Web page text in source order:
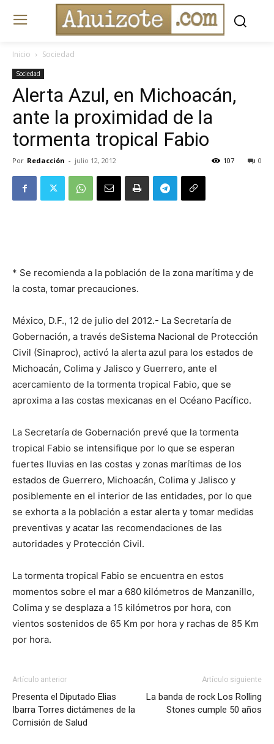
Inicio Sociedad
Sociedad
Alerta Azul, en Michoacán,
ante la proximidad de la
tormenta tropical Fabio
Por Redacción - julio 12, 2012 0
107
* Se recomienda a la población de la zona marítima y de
la costa, tomar precauciones.
México, D.F., 12 de julio del 2012.- La Secretaría de
Gobernación, a través deSistema Nacional de Protección
Civil (Sinaproc), activó la alerta azul para los estados de
Michoacán, Colima y Jalisco y Guerrero, ante el
acercamiento de la tormenta tropical Fabio, que se
aproxima a las costas mexicanas en el Océano Pacífico.
La Secretaría de Gobernación prevé que la tormenta
tropical Fabio se intensifique por lo que se esperan
fuertes lluvias en las costas y zonas marítimas de los
estados de Guerrero, Michoacán, Colima y Jalisco y
posiblemente en el interior de las entidades, por lo que
se exhorta a la población a estar alerta y tomar medidas
preventivas y acatar las recomendaciones de las
autoridades y Protección Civil.
La tormenta tropical Fabio se encuentra en estos
momentos sobre el mar a 680 kilómetros de Manzanillo,
Colima y se desplaza a 15 kilómetros por hora, con
vientos sostenidos de 65 Km por hora y rachas de 85 Km
por hora.
Artículo anterior
Presenta el Diputado Elias
Ibarra Torres dictámenes de la
Comisión de Salud
Artículo siguiente
La banda de rock Los Rolling
Stones cumple 50 años